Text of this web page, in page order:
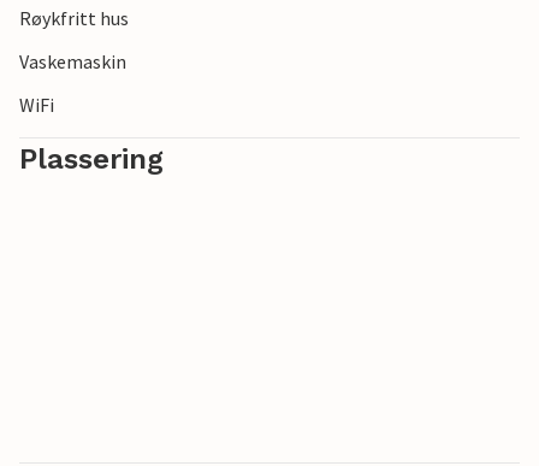
Røykfritt hus
Vaskemaskin
WiFi
Plassering